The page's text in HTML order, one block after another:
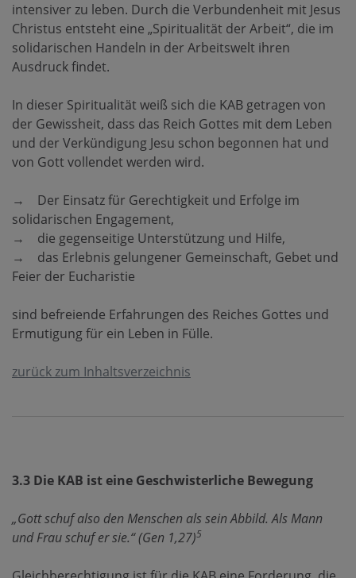
intensiver zu leben. Durch die Verbundenheit mit Jesus
Christus entsteht eine „Spiritualität der Arbeit“, die im
solidarischen Handeln in der Arbeitswelt ihren
Ausdruck findet.
In dieser Spiritualität weiß sich die KAB getragen von
der Gewissheit, dass das Reich Gottes mit dem Leben
und der Verkündigung Jesu schon begonnen hat und
von Gott vollendet werden wird.
→ Der Einsatz für Gerechtigkeit und Erfolge im
solidarischen Engagement,
→ die gegenseitige Unterstützung und Hilfe,
→ das Erlebnis gelungener Gemeinschaft, Gebet und
Feier der Eucharistie
sind befreiende Erfahrungen des Reiches Gottes und
Ermutigung für ein Leben in Fülle.
zurück zum Inhaltsverzeichnis
3.3 Die KAB ist eine Geschwisterliche Bewegung
„Gott schuf also den Menschen als sein Abbild. Als Mann
und Frau schuf er sie.“ (Gen 1,27)5